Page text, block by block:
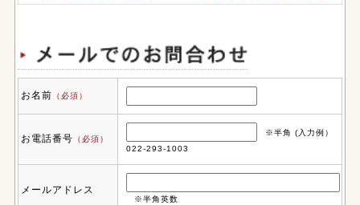
お名前 （必須）
お電話番号 （必須）
※半角 (入力例）
022-293-1003
メールアドレス
※半角英数